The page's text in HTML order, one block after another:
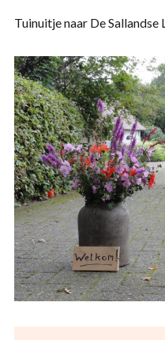
Tuinuitje naar De Sallandse